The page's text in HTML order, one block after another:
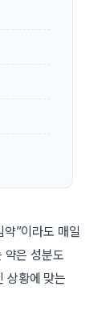
”이라도 매일
약은 성분도
상황에 맞는